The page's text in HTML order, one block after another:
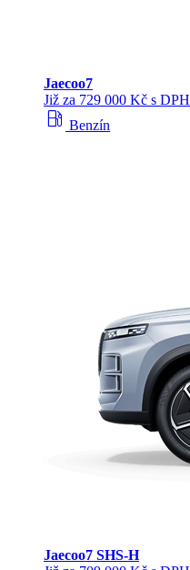
Jaecoo7
Již za 729 000 Kč s DPH
local_gas_station Benzín
Jaecoo7 SHS-H